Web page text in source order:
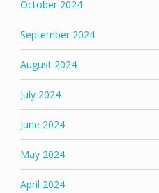
October 2024
September 2024
August 2024
July 2024
June 2024
May 2024
April 2024